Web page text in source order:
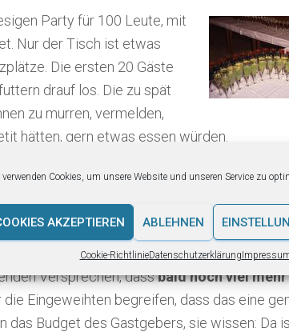
verwenden Cookies, um unsere Website und unseren Service zu
AKZEPTIEREN ABLEHNEN
Cookie-RichtlinieDatenschutzerklärung
Party für 100 Leute, mit
Nur der Tisch ist etwas
Die ersten 20 Gäste
drauf los. Die zu spät
zu murren, vermelden,
hätten, gern etwas essen würden.
denken nicht daran, Platz zu machen.
vor vollen Tellern
Hungrigen ja doch etwas:0,7% , einige
Doch sie beruhigen die aufgebrachte
Versprechen, dassbald noch viel mehr
die Eingeweihten begreifen, dass das eine
das Budget des Gastgebers, sie wissen: Da